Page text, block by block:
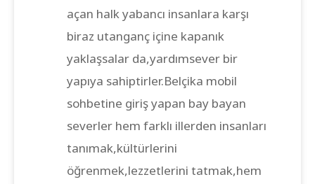
açan halk yabancı insanlara karşı
biraz utanganç içine kapanık
yaklaşsalar da,yardımsever bir
yapıya sahiptirler.Belçika mobil
sohbetine giriş yapan bay bayan
severler hem farklı illerden insanları
tanımak,kültürlerini
öğrenmek,lezzetlerini tatmak,hem